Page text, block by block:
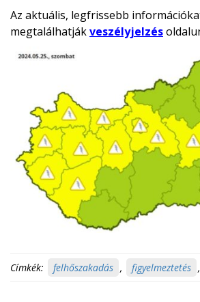
Az aktuális, legfrissebb
megtalálhatjákveszélyjelzés
Címkék: felhőszakadás , figyelmeztetés ,